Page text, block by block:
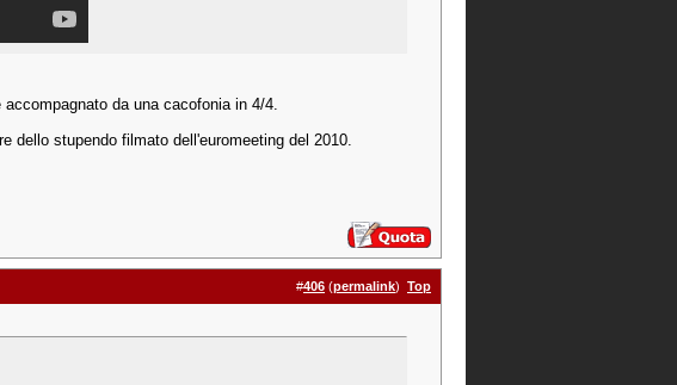
da una cacofonia in 4/4.
dello stupendo filmato dell'euromeeting del 2010.
#406 (permalink) Top